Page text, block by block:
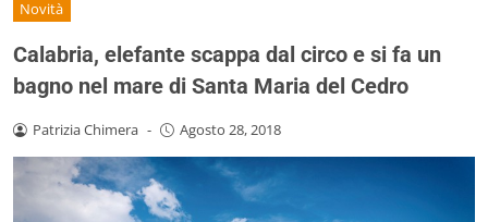
Novità
Calabria, elefante scappa dal circo e si fa un
bagno nel mare di Santa Maria del Cedro
Patrizia Chimera - Agosto 28, 2018